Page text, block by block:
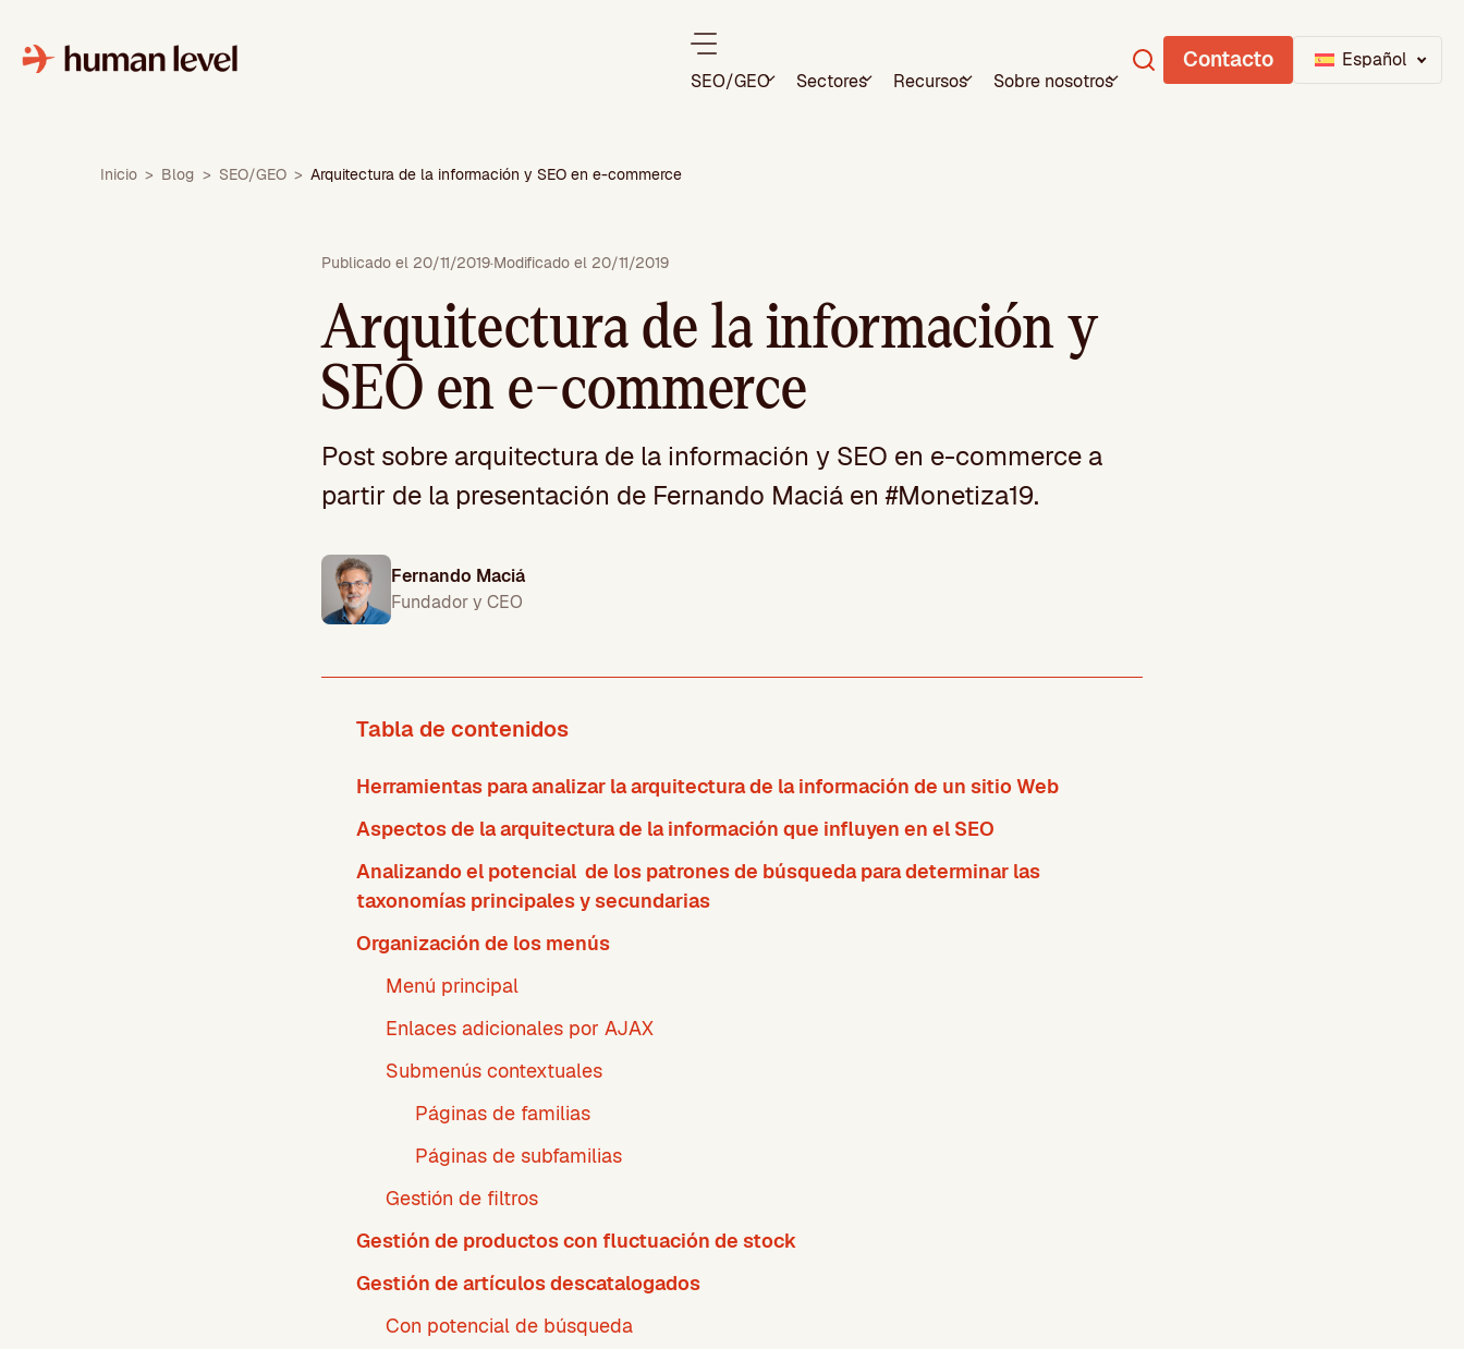
contenido
SEO/GEO Sectores Recursos Sobre nosotros
Contacto Español
Inicio > Blog > SEO/GEO > Arquitectura de la información y SEO en e-commerce
Publicado el 20/11/2019·Modificado el 20/11/2019
Arquitectura de la información y
SEO en e-commerce
Post sobre arquitectura de la información y SEO en e-commerce a
partir de la presentación de Fernando Maciá en #Monetiza19.
Fernando Maciá
Fundador y CEO
Tabla de contenidos
Herramientas para analizar la arquitectura de la información de un sitio Web
Aspectos de la arquitectura de la información que influyen en el SEO
Analizando el potencial de los patrones de búsqueda para determinar las
taxonomías principales y secundarias
Organización de los menús
Menú principal
Enlaces adicionales por AJAX
Submenús contextuales
Páginas de familias
Páginas de subfamilias
Gestión de filtros
Gestión de productos con fluctuación de stock
Gestión de artículos descatalogados
Con potencial de búsqueda